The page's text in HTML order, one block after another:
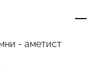
- аметист